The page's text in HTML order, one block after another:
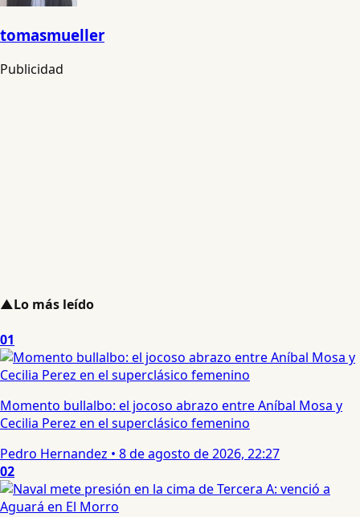
tomasmueller
Publicidad
▲Lo más leído
01
Momento bullalbo: el jocoso abrazo entre Aníbal Mosa y
Cecilia Perez en el superclásico femenino
Pedro Hernandez • 8 de agosto de 2026, 22:27
02